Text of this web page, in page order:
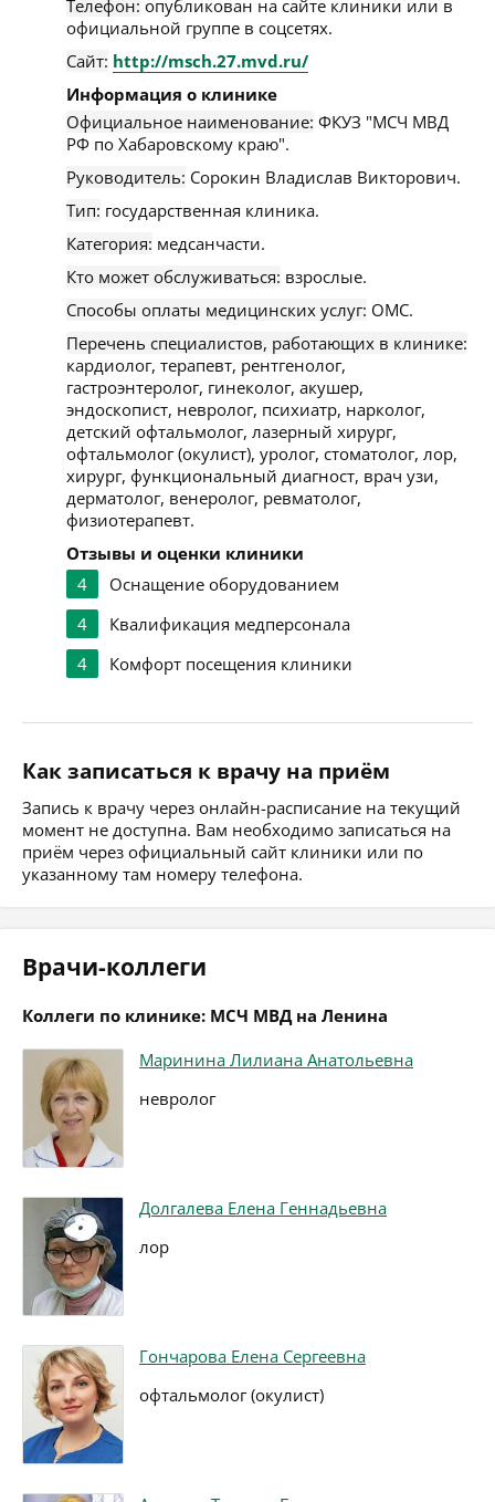
Телефон: опубликован на сайте клиники или в
официальной группе в соцсетях.
Сайт: http://msch.27.mvd.ru/
Информация о клинике
Официальное наименование: ФКУЗ "МСЧ МВД
РФ по Хабаровскому краю".
Руководитель: Сорокин Владислав Викторович.
Тип: государственная клиника.
Категория: медсанчасти.
Кто может обслуживаться: взрослые.
Способы оплаты медицинских услуг: ОМС.
Перечень специалистов, работающих в клинике:
кардиолог, терапевт, рентгенолог,
гастроэнтеролог, гинеколог, акушер,
эндоскопист, невролог, психиатр, нарколог,
детский офтальмолог, лазерный хирург,
офтальмолог (окулист), уролог, стоматолог, лор,
хирург, функциональный диагност, врач узи,
дерматолог, венеролог, ревматолог,
физиотерапевт.
Отзывы и оценки клиники
4
Оснащение оборудованием
4
Квалификация медперсонала
4
Комфорт посещения клиники
Как записаться к врачу на приём
Запись к врачу через онлайн-расписание на текущий
момент не доступна. Вам необходимо записаться на
приём через официальный сайт клиники или по
указанному там номеру телефона.
Врачи-коллеги
Коллеги по клинике: МСЧ МВД на Ленина
Маринина Лилиана Анатольевна
невролог
Долгалева Елена Геннадьевна
лор
Гончарова Елена Сергеевна
офтальмолог (окулист)